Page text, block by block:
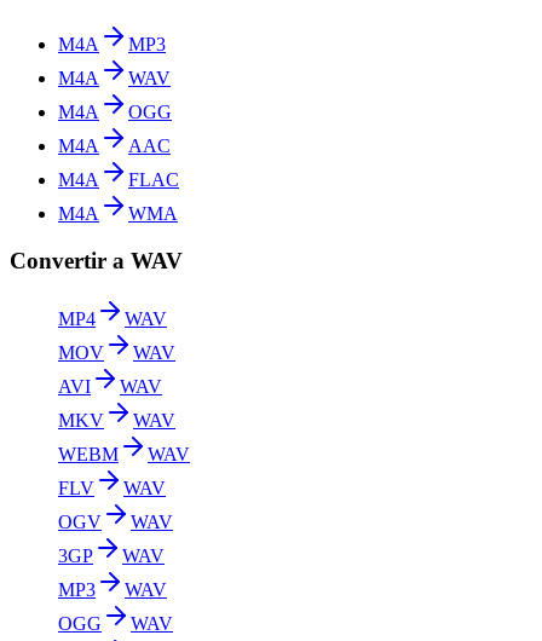
M4A
MP3
M4A
WAV
M4A
OGG
M4A
AAC
M4A
FLAC
M4A
WMA
Convertir a WAV
MP4
WAV
MOV
WAV
AVI
WAV
MKV
WAV
WEBM
WAV
FLV
WAV
OGV
WAV
3GP
WAV
MP3
WAV
OGG
WAV